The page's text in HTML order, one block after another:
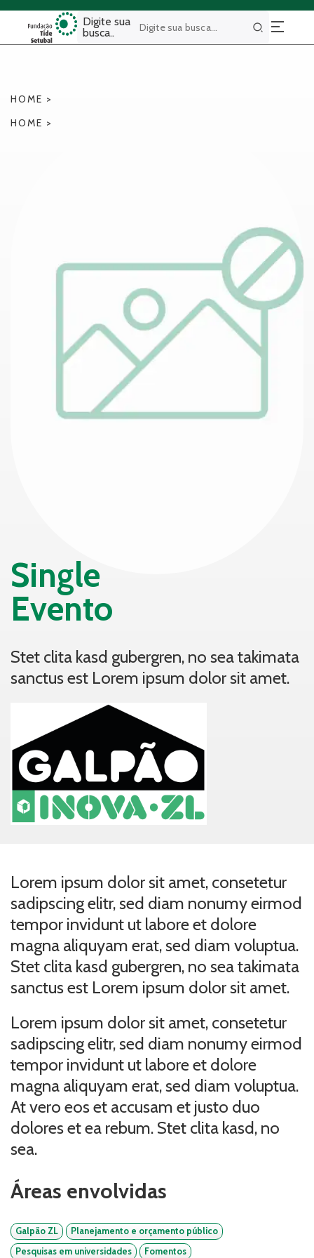
Digite sua
busca..
Buscar
HOME >
HOME >
Single
Evento
Stet clita kasd gubergren, no sea takimata
sanctus est Lorem ipsum dolor sit amet.
Lorem ipsum dolor sit amet, consetetur
sadipscing elitr, sed diam nonumy eirmod
tempor invidunt ut labore et dolore
magna aliquyam erat, sed diam voluptua.
Stet clita kasd gubergren, no sea takimata
sanctus est Lorem ipsum dolor sit amet.
Lorem ipsum dolor sit amet, consetetur
sadipscing elitr, sed diam nonumy eirmod
tempor invidunt ut labore et dolore
magna aliquyam erat, sed diam voluptua.
At vero eos et accusam et justo duo
dolores et ea rebum. Stet clita kasd, no
sea.
Áreas envolvidas
Galpão ZL
Planejamento e orçamento público
Pesquisas em universidades
Fomentos